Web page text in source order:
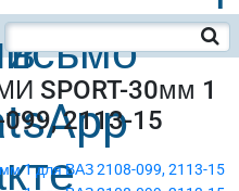
SPORT-30мм 1
2113-15